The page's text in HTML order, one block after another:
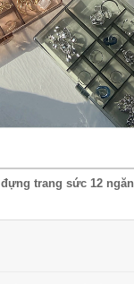
trang sức 12 ngăn